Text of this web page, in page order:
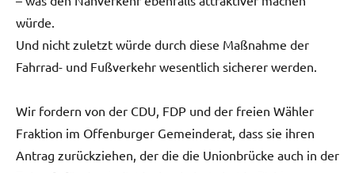
würde.
Und nicht zuletzt würde durch diese Maßnahme der
Fahrrad- und Fußverkehr wesentlich sicherer werden.
Wir fordern von der CDU, FDP und der freien Wähler
Fraktion im Offenburger Gemeinderat, dass sie ihren
Antrag zurückziehen, der die die Unionbrücke auch in der